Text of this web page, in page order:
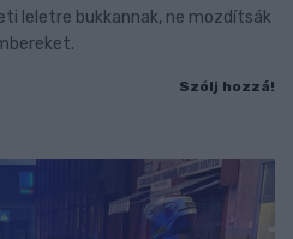
leletre bukkannak, ne mozdítsák
Szólj hozzá!